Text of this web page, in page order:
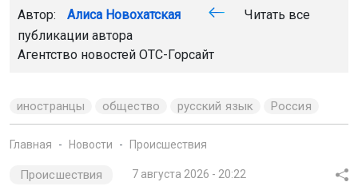
Автор: Алиса Новохатская
Читать все
публикации автора
Агентство новостей ОТС-Горсайт
иностранцы общество русский язык Россия
Главная Новости Происшествия
Происшествия 7 августа 2026 - 20:22